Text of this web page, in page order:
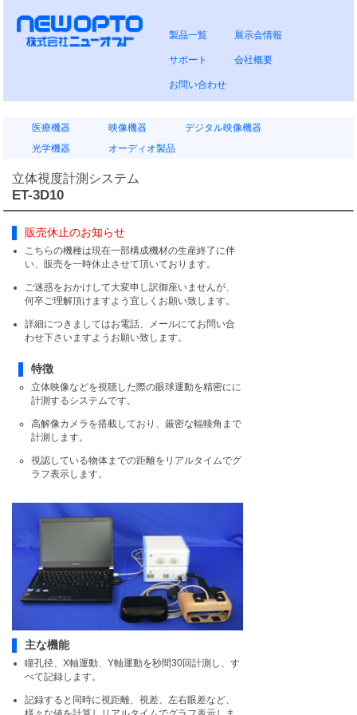
製品一覧 展示会情報
サポート 会社概要
お問い合わせ
医療機器 映像機器
デジタル映像機器
光学機器
オーディオ製品
立体視度計測システム
ET-3D10
販売休止のお知らせ
こちらの機種は現在一部構成機材の生産終了に伴
い、販売を一時休止させて頂いております。
ご迷惑をおかけして大変申し訳御座いませんが、
何卒ご理解頂けますよう宜しくお願い致します。
詳細につきましてはお電話、メールにてお問い合
わせ下さいますようお願い致します。
特徴
立体映像などを視聴した際の眼球運動を精密にに
計測するシステムです。
高解像カメラを搭載しており、厳密な輻輳角まで
計測します。
視認している物体までの距離をリアルタイムでグ
ラフ表示します。
主な機能
瞳孔径、X軸運動、Y軸運動を秒間30回計測し、す
べて記録します。
記録すると同時に視距離、視差、左右眼差など、